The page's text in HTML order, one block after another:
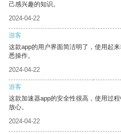
己感兴趣的知识。
2024-04-22
游客
这款app的用户界面简洁明了，使用起
悉操作。
2024-04-22
游客
这款加速器app的安全性很高，使用过
放心。
2024-04-22